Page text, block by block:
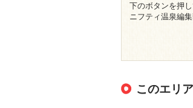
下のボタンを押
ニフティ温泉編
このエリ